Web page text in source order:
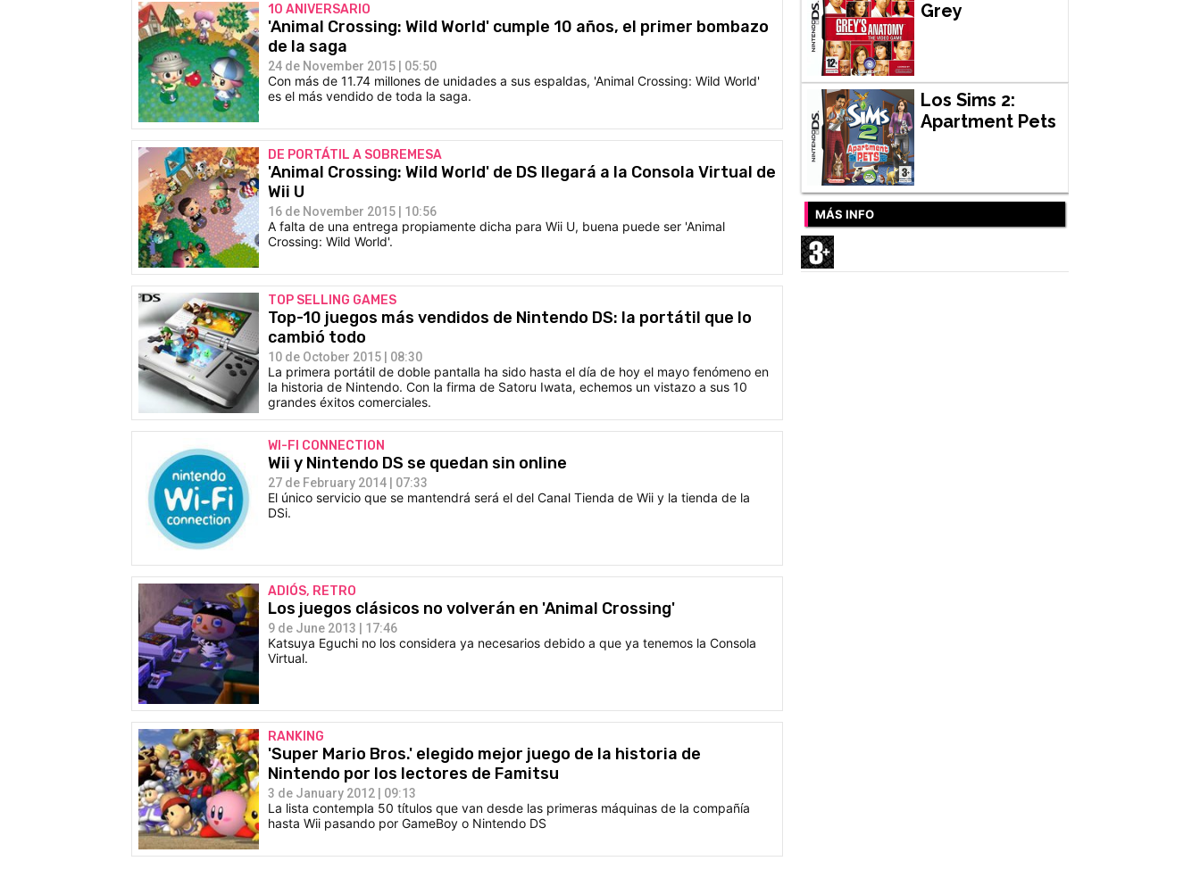
10 ANIVERSARIO
'Animal Crossing: Wild World' cumple 10 años, el primer bombazo
de la saga
24 de November 2015 | 05:50
Con más de 11.74 millones de unidades a sus espaldas, 'Animal Crossing: Wild World'
es el más vendido de toda la saga.
DE PORTÁTIL A SOBREMESA
'Animal Crossing: Wild World' de DS llegará a la Consola Virtual de
Wii U
16 de November 2015 | 10:56
A falta de una entrega propiamente dicha para Wii U, buena puede ser 'Animal
Crossing: Wild World'.
TOP SELLING GAMES
Top-10 juegos más vendidos de Nintendo DS: la portátil que lo
cambió todo
10 de October 2015 | 08:30
La primera portátil de doble pantalla ha sido hasta el día de hoy el mayo fenómeno en
la historia de Nintendo. Con la firma de Satoru Iwata, echemos un vistazo a sus 10
grandes éxitos comerciales.
WI-FI CONNECTION
Wii y Nintendo DS se quedan sin online
27 de February 2014 | 07:33
El único servicio que se mantendrá será el del Canal Tienda de Wii y la tienda de la
DSi.
ADIÓS, RETRO
Los juegos clásicos no volverán en 'Animal Crossing'
9 de June 2013 | 17:46
Katsuya Eguchi no los considera ya necesarios debido a que ya tenemos la Consola
Virtual.
RANKING
'Super Mario Bros.' elegido mejor juego de la historia de
Nintendo por los lectores de Famitsu
3 de January 2012 | 09:13
La lista contempla 50 títulos que van desde las primeras máquinas de la compañía
hasta Wii pasando por GameBoy o Nintendo DS
Grey
Los Sims 2:
Apartment Pets
MÁS INFO